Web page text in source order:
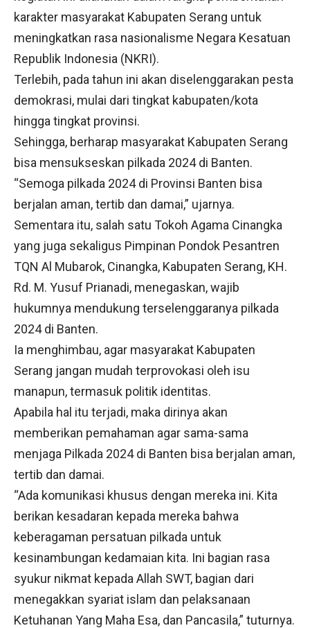
karakter masyarakat Kabupaten Serang untuk
meningkatkan rasa nasionalisme Negara Kesatuan
Republik Indonesia (NKRI).
Terlebih, pada tahun ini akan diselenggarakan pesta
demokrasi, mulai dari tingkat kabupaten/kota
hingga tingkat provinsi.
Sehingga, berharap masyarakat Kabupaten Serang
bisa mensukseskan pilkada 2024 di Banten.
“Semoga pilkada 2024 di Provinsi Banten bisa
berjalan aman, tertib dan damai,” ujarnya.
Sementara itu, salah satu Tokoh Agama Cinangka
yang juga sekaligus Pimpinan Pondok Pesantren
TQN Al Mubarok, Cinangka, Kabupaten Serang, KH.
Rd. M. Yusuf Prianadi, menegaskan, wajib
hukumnya mendukung terselenggaranya pilkada
2024 di Banten.
Ia menghimbau, agar masyarakat Kabupaten
Serang jangan mudah terprovokasi oleh isu
manapun, termasuk politik identitas.
Apabila hal itu terjadi, maka dirinya akan
memberikan pemahaman agar sama-sama
menjaga Pilkada 2024 di Banten bisa berjalan aman,
tertib dan damai.
“Ada komunikasi khusus dengan mereka ini. Kita
berikan kesadaran kepada mereka bahwa
keberagaman persatuan pilkada untuk
kesinambungan kedamaian kita. Ini bagian rasa
syukur nikmat kepada Allah SWT, bagian dari
menegakkan syariat islam dan pelaksanaan
Ketuhanan Yang Maha Esa, dan Pancasila,” tuturnya.